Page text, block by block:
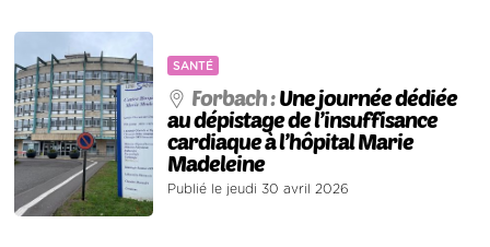
SANTÉ
Forbach :Une journée dédiée
au dépistage de l’insuffisance
cardiaque à l’hôpital Marie
Madeleine
Publié le jeudi 30 avril 2026